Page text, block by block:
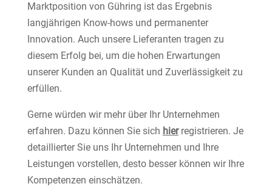
Marktposition von Gühring ist das Ergebnis
langjährigen Know-hows und permanenter
Innovation. Auch unsere Lieferanten tragen zu
diesem Erfolg bei, um die hohen Erwartungen
unserer Kunden an Qualität und Zuverlässigkeit zu
erfüllen.
Gerne würden wir mehr über Ihr Unternehmen
erfahren. Dazu können Sie sich hierregistrieren. Je
detaillierter Sie uns Ihr Unternehmen und Ihre
Leistungen vorstellen, desto besser können wir Ihre
Kompetenzen einschätzen.